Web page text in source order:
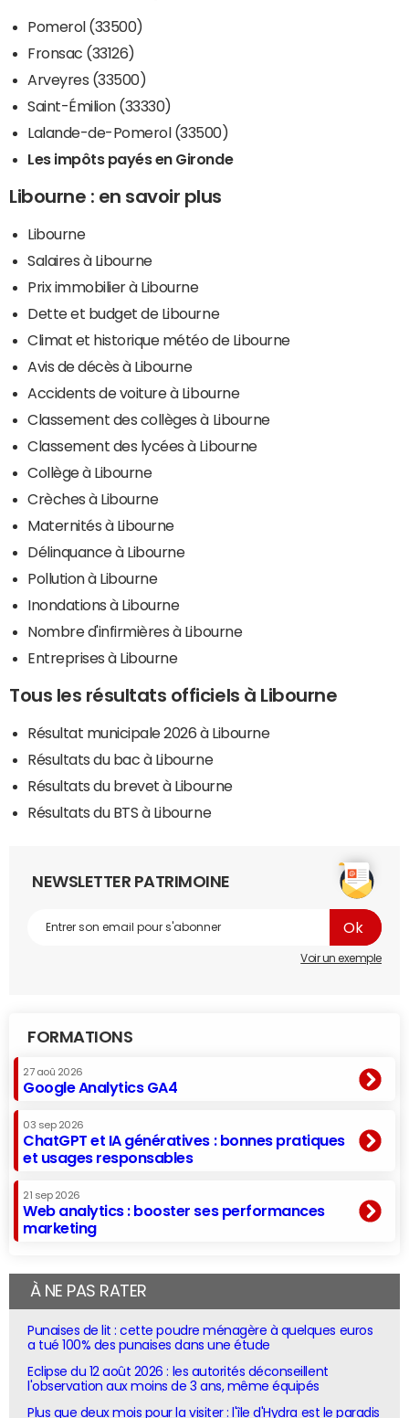
Pomerol (33500)
Fronsac (33126)
Arveyres (33500)
Saint-Émilion (33330)
Lalande-de-Pomerol (33500)
Les impôts payés en Gironde
Libourne : en savoir plus
Libourne
Salaires à Libourne
Prix immobilier à Libourne
Dette et budget de Libourne
Climat et historique météo de Libourne
Avis de décès à Libourne
Accidents de voiture à Libourne
Classement des collèges à Libourne
Classement des lycées à Libourne
Collège à Libourne
Crèches à Libourne
Maternités à Libourne
Délinquance à Libourne
Pollution à Libourne
Inondations à Libourne
Nombre d'infirmières à Libourne
Entreprises à Libourne
Tous les résultats officiels à Libourne
Résultat municipale 2026 à Libourne
Résultats du bac à Libourne
Résultats du brevet à Libourne
Résultats du BTS à Libourne
NEWSLETTER PATRIMOINE
Voir un exemple
FORMATIONS
27 aoû 2026
Google Analytics GA4
03 sep 2026
ChatGPT et IA génératives : bonnes pratiques
et usages responsables
21 sep 2026
Web analytics : booster ses performances
marketing
À NE PAS RATER
Punaises de lit : cette poudre ménagère à quelques euros
a tué 100% des punaises dans une étude
Eclipse du 12 août 2026 : les autorités déconseillent
l'observation aux moins de 3 ans, même équipés
Plus que deux mois pour la visiter : l'île d'Hydra est le paradis